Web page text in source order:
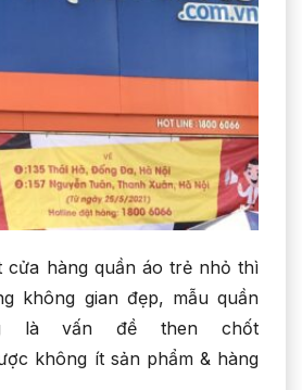
cửa hàng quần áo trẻ nhỏ thì
không gian đẹp, mẫu quần
là vấn đề then chốt
không ít sản phẩm & hàng